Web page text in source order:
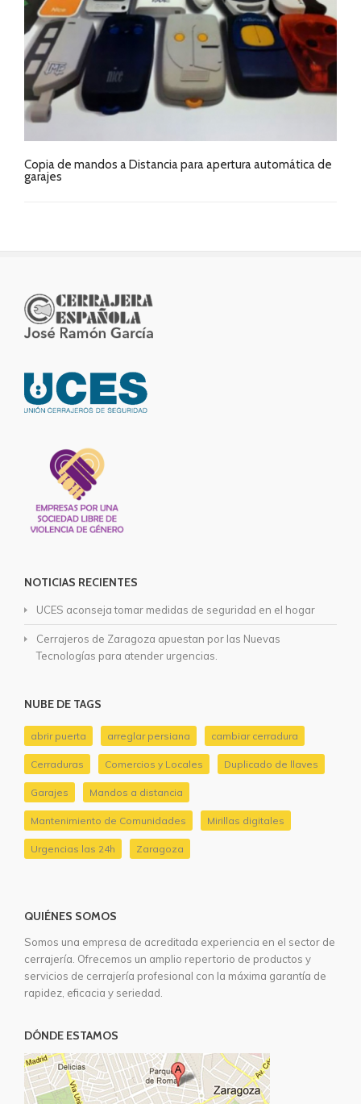
Copia de mandos a Distancia para apertura automática de
garajes
NOTICIAS RECIENTES
UCES aconseja tomar medidas de seguridad en el hogar
Cerrajeros de Zaragoza apuestan por las Nuevas
Tecnologías para atender urgencias.
NUBE DE TAGS
abrir puerta arreglar persiana cambiar cerradura
Cerraduras Comercios y Locales Duplicado de llaves
Garajes Mandos a distancia
Mantenimiento de Comunidades Mirillas digitales
Urgencias las 24h Zaragoza
QUIÉNES SOMOS
Somos una empresa de acreditada experiencia en el sector de
cerrajería. Ofrecemos un amplio repertorio de productos y
servicios de cerrajería profesional con la máxima garantía de
rapidez, eficacia y seriedad.
DÓNDE ESTAMOS